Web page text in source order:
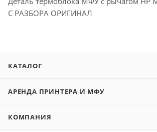
С РАЗБОРА ОРИГИНАЛ
КАТАЛОГ
АРЕНДА ПРИНТЕРА И МФУ
КОМПАНИЯ